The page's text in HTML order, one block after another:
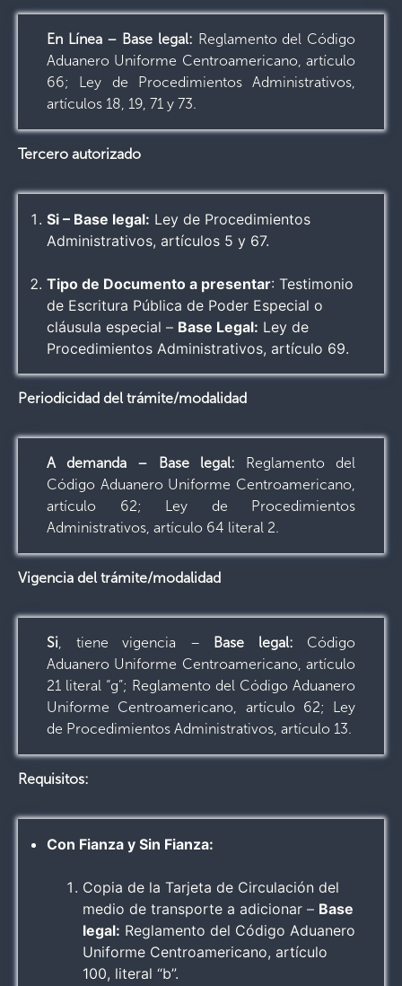
En Línea – Base legal: Reglamento del Código
Aduanero Uniforme Centroamericano, artículo
66; Ley de Procedimientos Administrativos,
artículos 18, 19, 71 y 73.
Tercero autorizado
Si – Base legal: Ley de Procedimientos
Administrativos, artículos 5 y 67.
Tipo de Documento a presentar: Testimonio
de Escritura Pública de Poder Especial o
cláusula especial – Base Legal: Ley de
Procedimientos Administrativos, artículo 69.
Periodicidad del trámite/modalidad
A demanda – Base legal: Reglamento del
Código Aduanero Uniforme Centroamericano,
artículo 62; Ley de Procedimientos
Administrativos, artículo 64 literal 2.
Vigencia del trámite/modalidad
Si, tiene vigencia – Base legal: Código
Aduanero Uniforme Centroamericano, artículo
21 literal “g”; Reglamento del Código Aduanero
Uniforme Centroamericano, artículo 62; Ley
de Procedimientos Administrativos, artículo 13.
Requisitos:
Con Fianza y Sin Fianza:
Copia de la Tarjeta de Circulación del
medio de transporte a adicionar – Base
legal: Reglamento del Código Aduanero
Uniforme Centroamericano, artículo
100, literal “b”.